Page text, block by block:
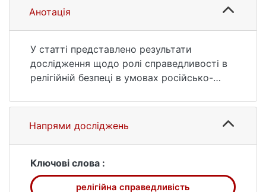
звернення: 25.07.2026).
Анотація
У статті представлено результати
дослідження щодо ролі справедливості в
релігійній безпеці в умовах російсько-
поліфонію соціальних процесів у
релігійному середовищі, що потребує
релігійної безпеки – стану, за якого
сповідувати свої переконання без страху
дискримінації, переслідування чи
Напрями досліджень
Ключові слова :
релігійна справедливість